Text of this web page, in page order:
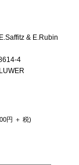
& E.Rubin
4
円 ＋ 税)